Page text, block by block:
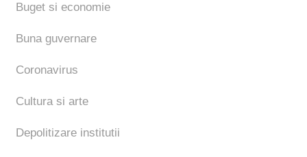
Buget si economie
Buna guvernare
Coronavirus
Cultura si arte
Depolitizare institutii